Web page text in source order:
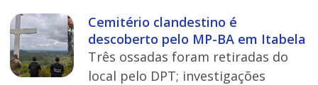
Cemitério clandestino é
descoberto pelo MP-BA em Itabela
Três ossadas foram retiradas do
local pelo DPT; investigações